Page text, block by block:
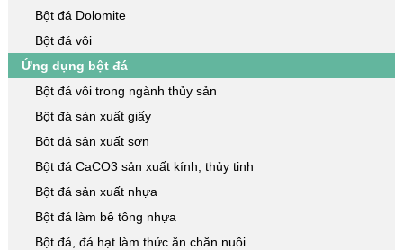
Bột đá Dolomite
Bột đá vôi
Ứng dụng bột đá
Bột đá vôi trong ngành thủy sản
Bột đá sản xuất giấy
Bột đá sản xuất sơn
Bột đá CaCO3 sản xuất kính, thủy tinh
Bột đá sản xuất nhựa
Bột đá làm bê tông nhựa
Bột đá, đá hạt làm thức ăn chăn nuôi